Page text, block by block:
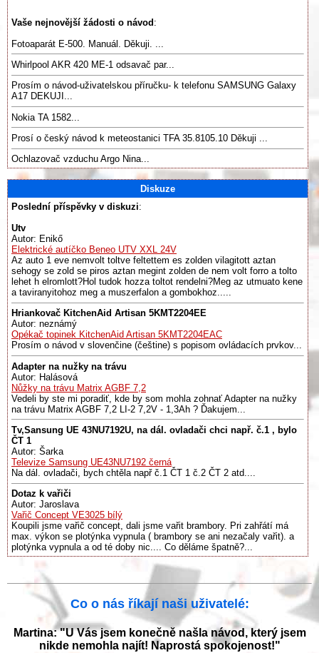
Vaše nejnovější žádosti o návod :
Fotoaparát E-500. Manuál. Děkuji. ...
Whirlpool AKR 420 ME-1 odsavač par...
Prosím o návod-uživatelskou příručku- k telefonu SAMSUNG Galaxy
A17 DEKUJI...
Nokia TA 1582...
Prosí o český návod k meteostanici TFA 35.8105.10 Děkuji ...
Ochlazovač vzduchu Argo Nina...
Diskuze
Poslední příspěvky v diskuzi:
Utv
Autor: Enikő
Elektrické autíčko Beneo UTV XXL 24V
Az auto 1 eve nemvolt toltve feltettem es zolden vilagitott aztan
sehogy se zold se piros aztan megint zolden de nem volt forro a tolto
lehet h elromlott?Hol tudok hozza toltot rendelni?Meg az utmuato kene
a taviranyitohoz meg a muszerfalon a gombokhoz.....
Hriankovač KitchenAid Artisan 5KMT2204EE
Autor: neznámý
Opékač topinek KitchenAid Artisan 5KMT2204EAC
Prosím o návod v slovenčine (češtine) s popisom ovládacích prvkov...
Adapter na nužky na trávu
Autor: Halásová
Nůžky na trávu Matrix AGBF 7,2
Vedeli by ste mi poradiť, kde by som mohla zohnať Adapter na nužky
na trávu Matrix AGBF 7,2 LI-2 7,2V - 1,3Ah ? Ďakujem...
Tv,Sansung UE 43NU7192U, na dál. ovladači chci např. č.1 , bylo
ČT 1
Autor: Šarka
Televize Samsung UE43NU7192 černá
Na dál. ovladači, bych chtěla např č.1 ČT 1 č.2 ČT 2 atd....
Dotaz k vařiči
Autor: Jaroslava
Vařič Concept VE3025 bílý
Koupili jsme vařič concept, dali jsme vařit brambory. Pri zahřátí má
max. výkon se plotýnka vypnula ( brambory se ani nezačaly vařit). a
plotýnka vypnula a od té doby nic.... Co děláme špatně?...
Co o nás říkají naši uživatelé:
Martina: "U Vás jsem konečně našla návod, který jsem
nikde nemohla najít! Naprostá spokojenost!"